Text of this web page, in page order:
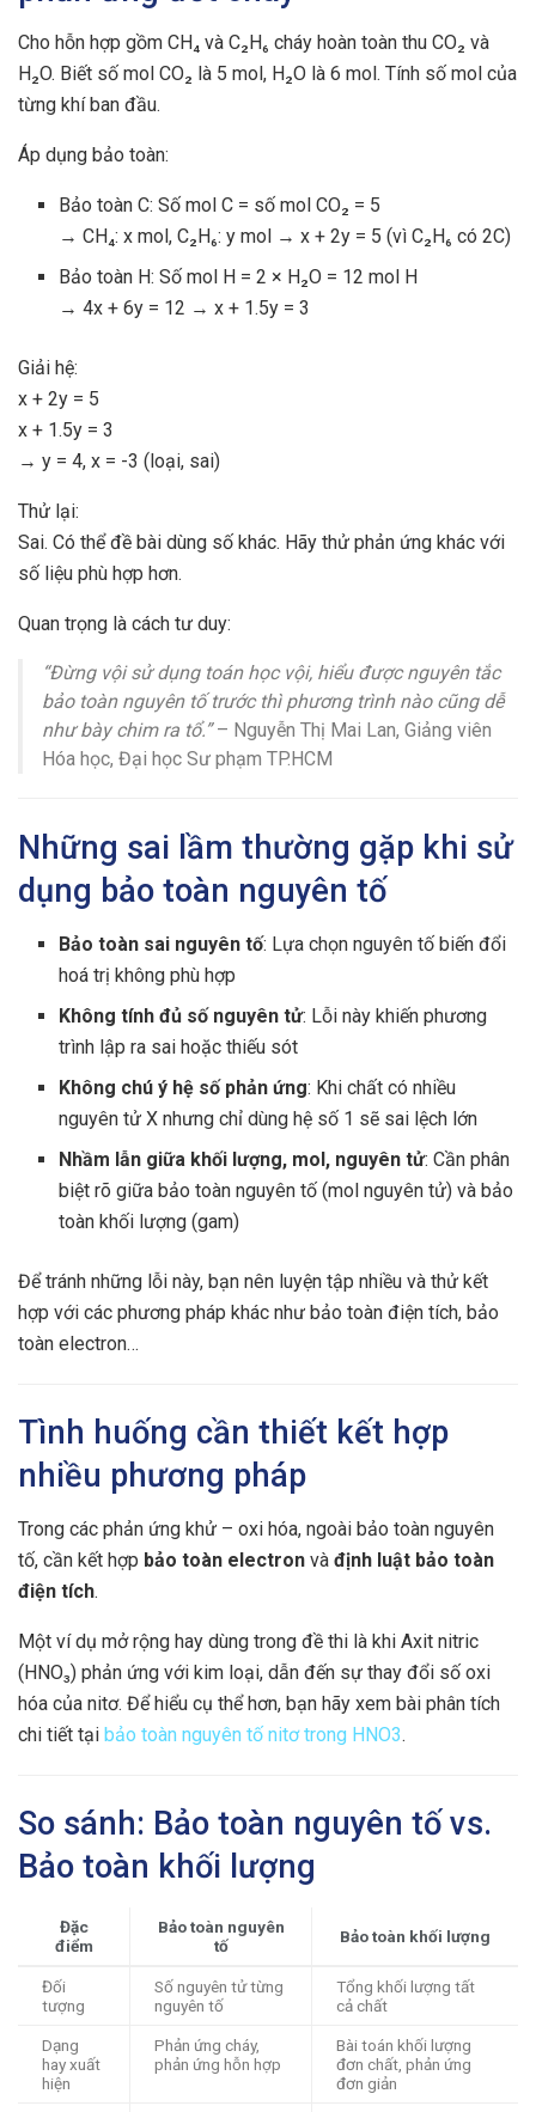
Cho hỗn hợp gồm CH₄ và C₂H₆ cháy hoàn toàn thu CO₂ và
H₂O. Biết số mol CO₂ là 5 mol, H₂O là 6 mol. Tính số mol của
từng khí ban đầu.
Áp dụng bảo toàn:
Bảo toàn C: Số mol C = số mol CO₂ = 5
→ CH₄: x mol, C₂H₆: y mol → x + 2y = 5 (vì C₂H₆ có 2C)
Bảo toàn H: Số mol H = 2 × H₂O = 12 mol H
→ 4x + 6y = 12 → x + 1.5y = 3
Giải hệ:
x + 2y = 5
x + 1.5y = 3
→ y = 4, x = -3 (loại, sai)
Thử lại:
Sai. Có thể đề bài dùng số khác. Hãy thử phản ứng khác với
số liệu phù hợp hơn.
Quan trọng là cách tư duy:
“Đừng vội sử dụng toán học vội, hiểu được nguyên tắc
bảo toàn nguyên tố trước thì phương trình nào cũng dễ
như bày chim ra tổ.”– Nguyễn Thị Mai Lan, Giảng viên
Hóa học, Đại học Sư phạm TP.HCM
Những sai lầm thường gặp khi sử
dụng bảo toàn nguyên tố
Bảo toàn sai nguyên tố: Lựa chọn nguyên tố biến đổi
hoá trị không phù hợp
Không tính đủ số nguyên tử: Lỗi này khiến phương
trình lập ra sai hoặc thiếu sót
Không chú ý hệ số phản ứng: Khi chất có nhiều
nguyên tử X nhưng chỉ dùng hệ số 1 sẽ sai lệch lớn
Nhầm lẫn giữa khối lượng, mol, nguyên tử: Cần phân
biệt rõ giữa bảo toàn nguyên tố (mol nguyên tử) và bảo
toàn khối lượng (gam)
Để tránh những lỗi này, bạn nên luyện tập nhiều và thử kết
hợp với các phương pháp khác như bảo toàn điện tích, bảo
toàn electron…
Tình huống cần thiết kết hợp
nhiều phương pháp
Trong các phản ứng khử – oxi hóa, ngoài bảo toàn nguyên
tố, cần kết hợp bảo toàn electron và định luật bảo toàn
điện tích.
Một ví dụ mở rộng hay dùng trong đề thi là khi Axit nitric
(HNO₃) phản ứng với kim loại, dẫn đến sự thay đổi số oxi
hóa của nitơ. Để hiểu cụ thể hơn, bạn hãy xem bài phân tích
chi tiết tại bảo toàn nguyên tố nitơ trong HNO3.
So sánh: Bảo toàn nguyên tố vs.
Bảo toàn khối lượng
Đặc
điểm
Bảo toàn nguyên
tố
Bảo toàn khối lượng
Đối
tượng
Số nguyên tử từng
nguyên tố
Tổng khối lượng tất
cả chất
Dạng
hay xuất
hiện
Phản ứng cháy,
phản ứng hỗn hợp
Bài toán khối lượng
đơn chất, phản ứng
đơn giản